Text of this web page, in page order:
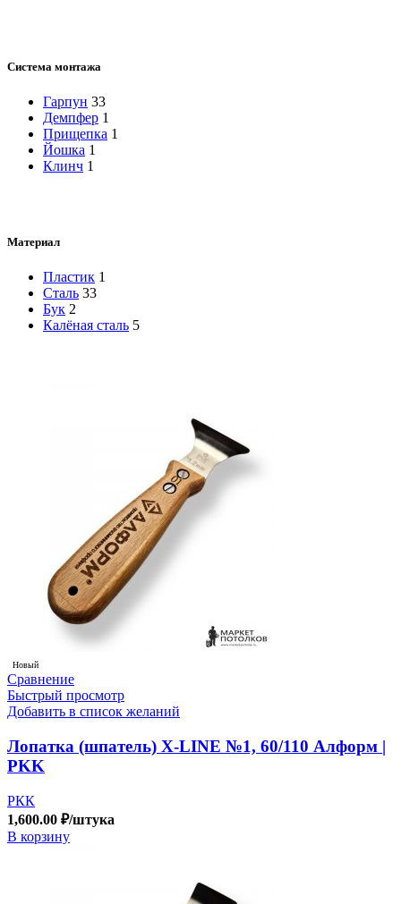
Система монтажа
Гарпун 33
Демпфер 1
Прищепка 1
Йошка 1
Клинч 1
Материал
Пластик 1
Сталь 33
Бук 2
Калёная сталь 5
Новый
Сравнение
Быстрый просмотр
Добавить в список желаний
Лопатка (шпатель) X-LINE №1, 60/110 Алформ |
PKK
РКК
1,600.00 ₽/штука
В корзину